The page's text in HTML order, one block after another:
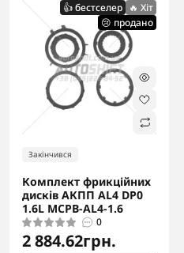
👍 бестселер 🔥 Хіт
😢 продано
Закінчився
Комплект фрикційних
дисків АКПП AL4 DP0
1.6L MCPB-AL4-1.6
0
2 884.62грн.